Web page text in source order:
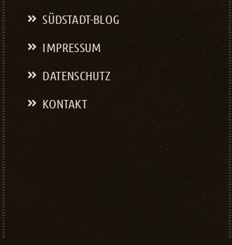
SÜDSTADT-BLOG
IMPRESSUM
DATENSCHUTZ
KONTAKT
Schützen-Klub Grüne Gilde
1952 e. V.